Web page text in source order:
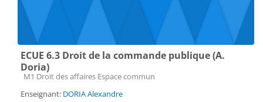
ECUE 6.3 Droit de la commande publique (A.
Doria)
Catégorie de cours
M1 Droit des affaires Espace commun
Enseignant: DORIA Alexandre